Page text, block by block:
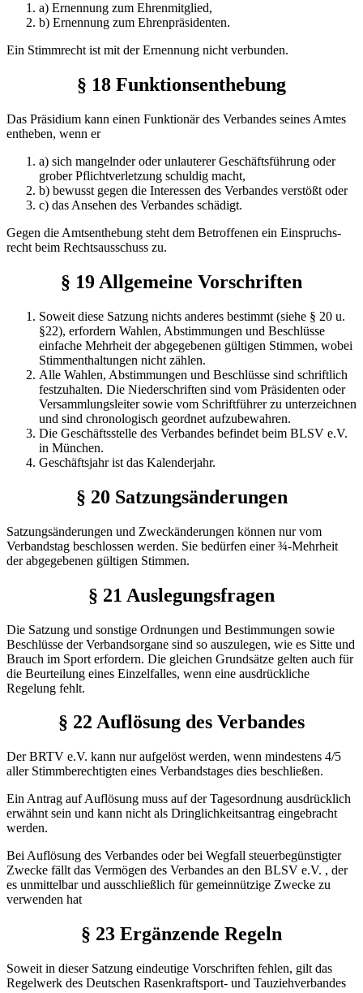
a) Ernennung zum Ehrenmitglied,
b) Ernennung zum Ehrenpräsidenten.
Ein Stimmrecht ist mit der Ernennung nicht verbunden.
§ 18 Funktionsenthebung
Das Präsidium kann einen Funktionär des Verbandes seines Amtes
entheben, wenn er
a) sich mangelnder oder unlauterer Geschäftsführung oder
grober Pflichtverletzung schuldig macht,
b) bewusst gegen die Interessen des Verbandes verstößt oder
c) das Ansehen des Verbandes schädigt.
Gegen die Amtsenthebung steht dem Betroffenen ein Einspruchs­
recht beim Rechtsausschuss zu.
§ 19 Allgemeine Vorschriften
Soweit diese Satzung nichts anderes bestimmt (siehe § 20 u.
§22), erfordern Wahlen, Abstimmungen und Beschlüsse
einfache Mehrheit der abgegebenen gültigen Stimmen, wobei
Stimmenthaltungen nicht zählen.
Alle Wahlen, Abstimmungen und Beschlüsse sind schriftlich
festzuhalten. Die Niederschriften sind vom Präsidenten oder
Versammlungsleiter sowie vom Schriftführer zu unterzeichnen
und sind chronologisch geordnet aufzubewahren.
Die Geschäftsstelle des Verbandes befindet beim BLSV e.V.
in München.
Geschäftsjahr ist das Kalenderjahr.
§ 20 Satzungsänderungen
Satzungsänderungen und Zweckänderungen können nur vom
Verbandstag beschlossen werden. Sie bedürfen einer ¾-Mehrheit
der abgegebenen gültigen Stimmen.
§ 21 Auslegungsfragen
Die Satzung und sonstige Ordnungen und Bestimmungen sowie
Beschlüsse der Verbandsorgane sind so auszulegen, wie es Sitte und
Brauch im Sport erfordern. Die gleichen Grundsätze gelten auch für
die Beurteilung eines Einzelfalles, wenn eine ausdrückliche
Regelung fehlt.
§ 22 Auflösung des Verbandes
Der BRTV e.V. kann nur aufgelöst werden, wenn mindestens 4/5
aller Stimmberechtigten eines Verbandstages dies beschließen.
Ein Antrag auf Auflösung muss auf der Tagesordnung ausdrücklich
erwähnt sein und kann nicht als Dringlichkeitsantrag eingebracht
werden.
Bei Auflösung des Verbandes oder bei Wegfall steuerbegünstigter
Zwecke fällt das Vermögen des Verbandes an den BLSV e.V. , der
es unmittelbar und ausschließlich für gemeinnützige Zwecke zu
verwenden hat
§ 23 Ergänzende Regeln
Soweit in dieser Satzung eindeutige Vorschriften fehlen, gilt das
Regelwerk des Deutschen Rasenkraftsport- und Tauziehverbandes